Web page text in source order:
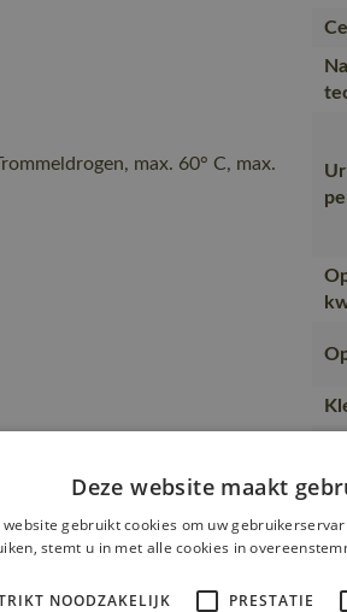
max. 60° C, max.
Deze website maakt
website gebruikt cookies om uw
stemt u in met alle cookies in
NOODZAKELIJK PRESTATIE